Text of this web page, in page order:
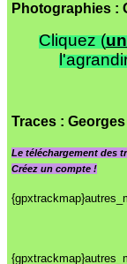
Photographies :
Cliquez (
Traces : Georges
Le téléchargement des
Créez un compte !